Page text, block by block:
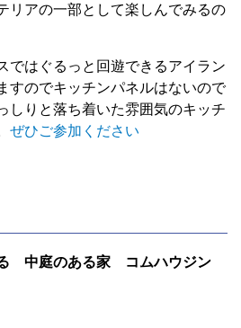
リアの一部として楽しんでみるの
ではぐるっと回遊できるアイラン
すのでキッチンパネルはないので
しりと落ち着いた雰囲気のキッチ
ぜひご参加ください
中庭のある家 コムハウジン